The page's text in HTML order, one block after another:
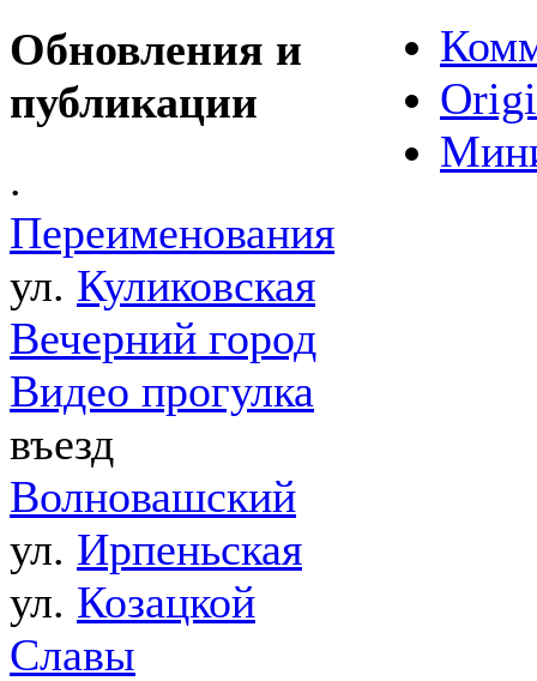
Обновления и
публикации
.
Переименования
ул. Куликовская
Вечерний город
Видео прогулка
въезд
Волновашский
ул. Ирпеньская
ул. Козацкой
Славы